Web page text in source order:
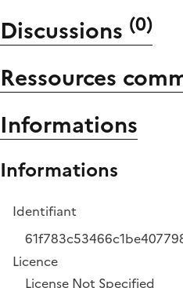
Discussions (0)
Ressources
Informations
Informations
Identifiant
Licence
License Not Specified